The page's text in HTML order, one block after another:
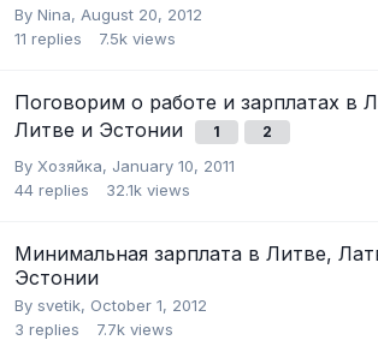
By Nina, August 20, 2012
11 replies 7.5k views
Поговорим о работе и зарплатах в
Литве и Эстонии
1 2
By Хозяйка, January 10, 2011
44 replies 32.1k views
Минимальная зарплата в Литве,
Эстонии
By svetik, October 1, 2012
3 replies 7.7k views